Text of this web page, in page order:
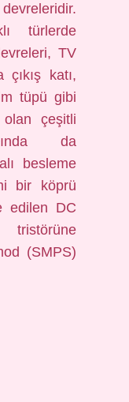
türlerde
TV
çıkış katı,
tüpü gibi
çeşitli
da
besleme
bir köprü
edilen DC
(SMPS)